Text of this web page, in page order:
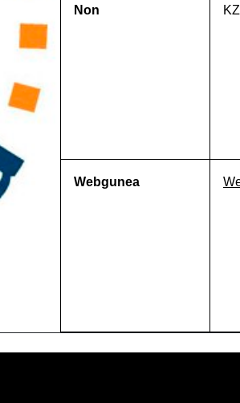
Non
Webgunea